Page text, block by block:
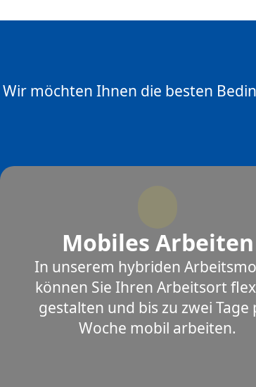
Wir möchten Ihnen die besten
Mobiles Arbeiten
In unserem hybriden
können Sie Ihren Arbeitsort
gestalten und bis zu zwei Tage
Woche mobil arbeiten.